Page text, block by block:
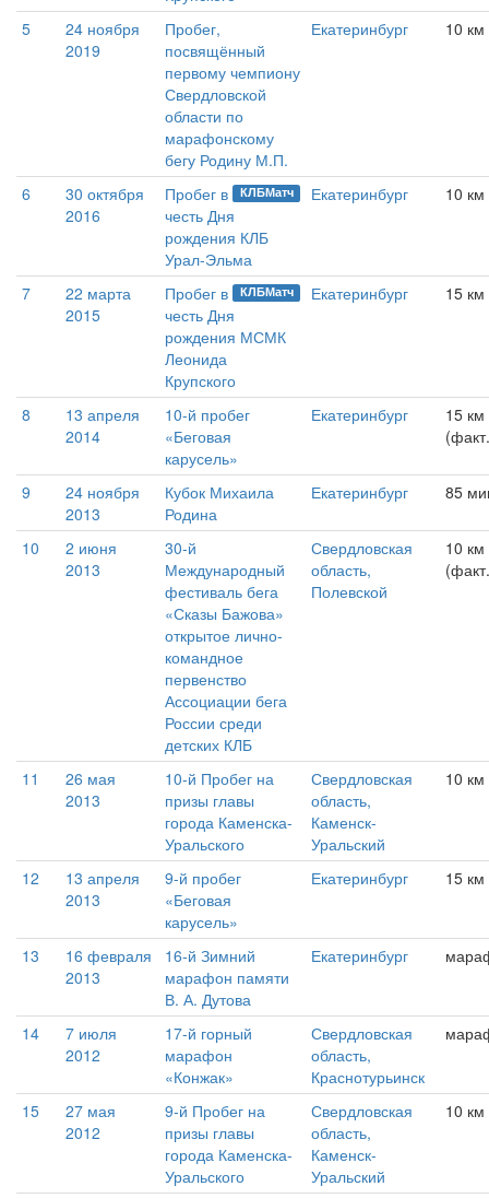
5
24 ноября
2019
Пробег,
посвящённый
первому чемпиону
Свердловской
области по
марафонскому
бегу Родину М.П.
Екатеринбург 10 км
6
30 октября
2016
КЛБМатч
Пробег в
честь Дня
рождения КЛБ
Урал-Эльма
Екатеринбург 10 км
7
22 марта
2015
КЛБМатч
Пробег в
честь Дня
рождения МСМК
Леонида
Крупского
Екатеринбург 15 км
8
13 апреля
2014
10-й пробег
«Беговая
карусель»
Екатеринбург
15 км
9
24 ноября
2013
Кубок Михаила
Родина
Екатеринбург 85
10
2 июня
2013
30-й
Международный
фестиваль бега
«Сказы Бажова»
открытое лично-
командное
первенство
Ассоциации бега
России среди
детских КЛБ
Свердловская
область,
Полевской
10 км
11
26 мая
2013
10-й Пробег на
призы главы
города Каменска-
Уральского
Свердловская
область,
Каменск-
Уральский
10 км
12
13 апреля
2013
9-й пробег
«Беговая
карусель»
Екатеринбург 15 км
13
16 февраля
2013
16-й Зимний
марафон памяти
В. А. Дутова
Екатеринбург
14
7 июля
2012
17-й горный
марафон
«Конжак»
Свердловская
область,
Краснотурьинск
15
27 мая
2012
9-й Пробег на
призы главы
города Каменска-
Уральского
Свердловская
область,
Каменск-
Уральский
10 км